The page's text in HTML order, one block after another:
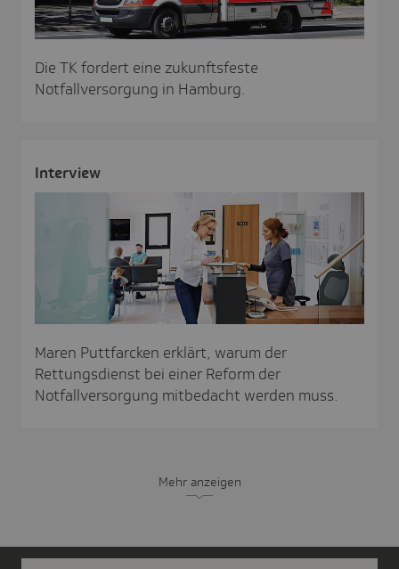
Die TK fordert eine zukunftsfeste
Notfallversorgung in Hamburg.
Inter­view
Maren Puttfarcken erklärt, warum der
Rettungsdienst bei einer Reform der
Notfallversorgung mitbedacht werden muss.
Mehr anzeigen